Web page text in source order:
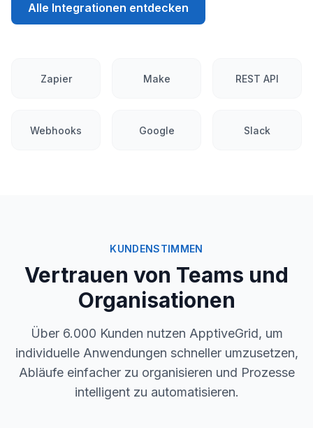
Alle Integrationen entdecken
Zapier Make REST API
Webhooks Google Slack
KUNDENSTIMMEN
Vertrauen von Teams und
Organisationen
Über 6.000 Kunden nutzen ApptiveGrid, um
individuelle Anwendungen schneller umzusetzen,
Abläufe einfacher zu organisieren und Prozesse
intelligent zu automatisieren.